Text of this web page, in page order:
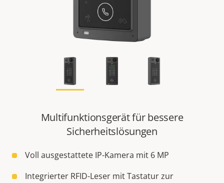
Multifunktionsgerät für bessere
Sicherheitslösungen
Voll ausgestattete IP-Kamera mit 6 MP
Integrierter RFID-Leser mit Tastatur zur